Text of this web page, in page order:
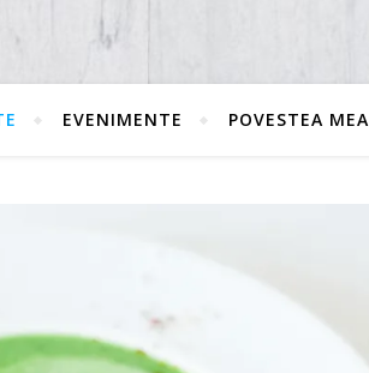
EVENIMENTE POVESTEA MEA